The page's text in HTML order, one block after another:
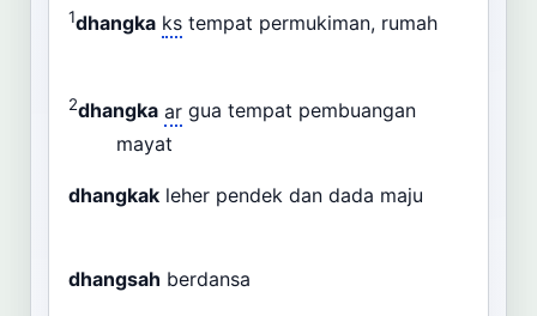
1dhangka ks tempat permukiman, rumah
2dhangka ar gua tempat pembuangan
mayat
dhangkak leher pendek dan dada maju
dhangsah berdansa